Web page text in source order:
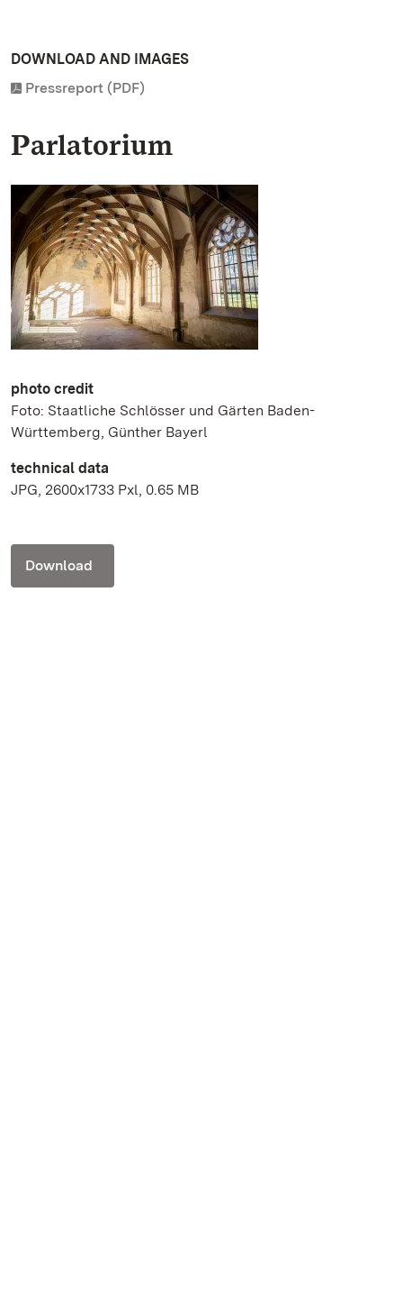
DOWNLOAD AND IMAGES
Pressreport (PDF)
Parlatorium
photo credit
Foto: Staatliche Schlösser und Gärten Baden-
Württemberg, Günther Bayerl
technical data
JPG, 2600x1733 Pxl, 0.65 MB
Download